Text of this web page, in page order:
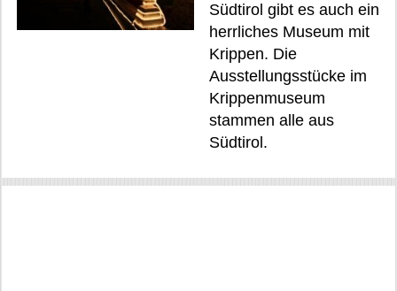
Südtirol gibt es auch ein
herrliches Museum mit
Krippen. Die
Ausstellungsstücke im
Krippenmuseum
stammen alle aus
Südtirol.